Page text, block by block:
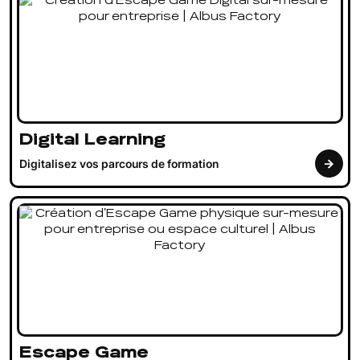
Digital Learning
Digitalisez vos parcours de formation
Escape Game